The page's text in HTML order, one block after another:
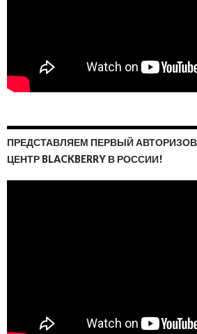
ПРЕДСТАВЛЯЕМ ПЕРВЫЙ
ЦЕНТР BLACKBERRY В РОССИИ!